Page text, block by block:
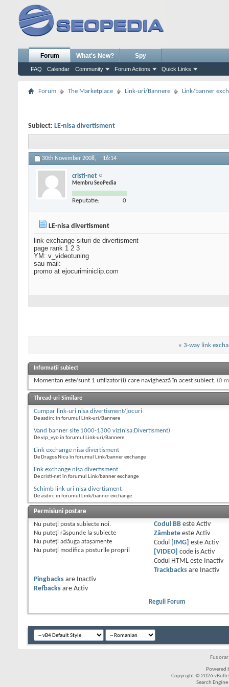
Forum
FAQ Calendar Community Forum Actions Quick Links
What's New? Spy
Forum The Marketplace Link-uri/Bannere Link/banner
Subiect: LE-nisa divertisment
30th November 2008, 16:14
cristi-net
Membru SeoPedia
Reputatie: 0
LE-nisa divertisment
link exchange situri de divertisment
page rank 1 2 3
YM: v_videotuning
sau mail:
promo at ejocuriminiclip.com
« 3-way link
Informații subiect
Momentan este/sunt 1 utilizator(i) care navighează în acest subiect. (0
Thread-uri Similare
Cumpar link-uri nisa divertisment/jocuri
De asdirc în forumul Link-uri/Bannere
Vand banner site 1000-1300 viz(nisa:Divertisment)
De vip_vyo în forumul Link-uri/Bannere
Link exchange nisa divertisment
De Dragos Nicu în forumul Link/banner exchange
link exchange nisa divertisment
De cristi-net în forumul Link/banner exchange
Schimb link uri nisa divertisment
De asdirc în forumul Link/banner exchange
Permisiuni postare
Nu puteţi posta subiecte noi.
Nu puteţi răspunde la subiecte
Nu puteţi adăuga ataşamente
Nu puteţi modifica posturile proprii
Codul BBeste Activ
Zâmbeteeste Activ
Codul
[IMG] este Activ
[VIDEO]
code is Activ
Codul HTML este
Inactiv
Trackbacksare
Inactiv
Pingbacks are
Inactiv
Refbacks are Activ
Reguli Forum
Fus
Powered
Copyright © 2026
Search